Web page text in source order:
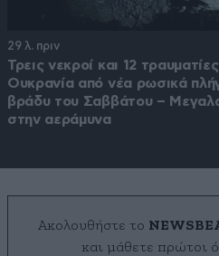
29 λ. πριν
Τρεις νεκροί και 12
Ουκρανία από νέα ρωσικά
βράδυ του Σαββάτου –
στην αεράμυνα
Ακολουθήστε το
και μάθετε πρώτοι